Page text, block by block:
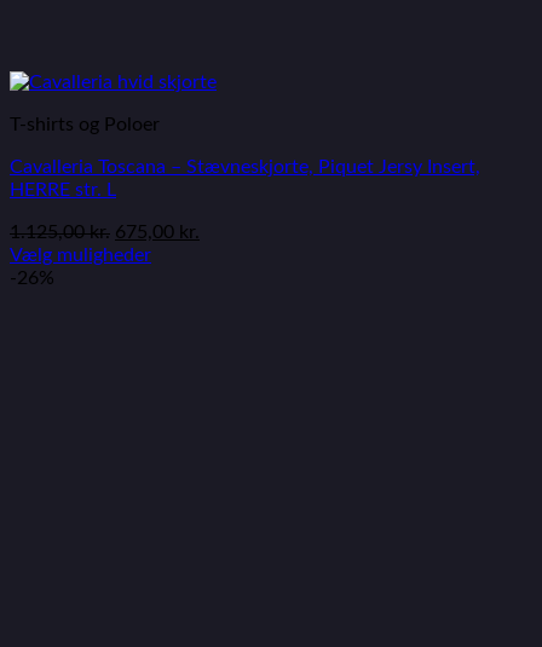
T-shirts og Poloer
Cavalleria Toscana – Stævneskjorte, Piquet Jersy Insert,
HERRE str. L
1.125,00kr. 675,00 kr.
Vælg muligheder
-26%